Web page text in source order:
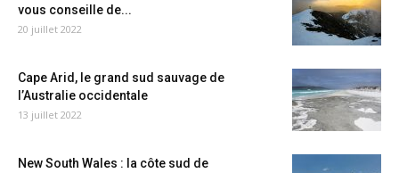
vous conseille de...
20 juillet 2022
Cape Arid, le grand sud sauvage de
l’Australie occidentale
13 juillet 2022
New South Wales : la côte sud de